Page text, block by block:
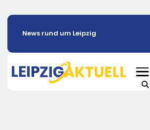
News rund um Leipzig